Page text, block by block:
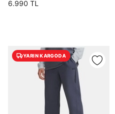
6.990 TL
YARIN KARGODA